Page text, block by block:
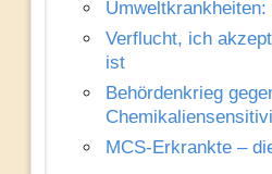
Verflucht, ich
ist
Behördenkrieg
MCS-Erkrankte –